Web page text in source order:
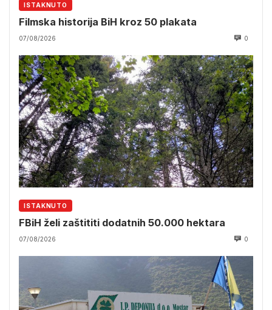
ISTAKNUTO
Filmska historija BiH kroz 50 plakata
07/08/2026 0
ISTAKNUTO
FBiH želi zaštititi dodatnih 50.000 hektara
07/08/2026 0